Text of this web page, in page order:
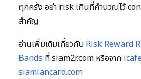
ทุกครั้ง อย่า risk เกินที่คำนวณไว้
สำคัญ
อ่านเพิ่มเติมเกี่ยวกับ Risk Reward
Bands ที่ siam2r.com หรือจาก
siamlancard.com